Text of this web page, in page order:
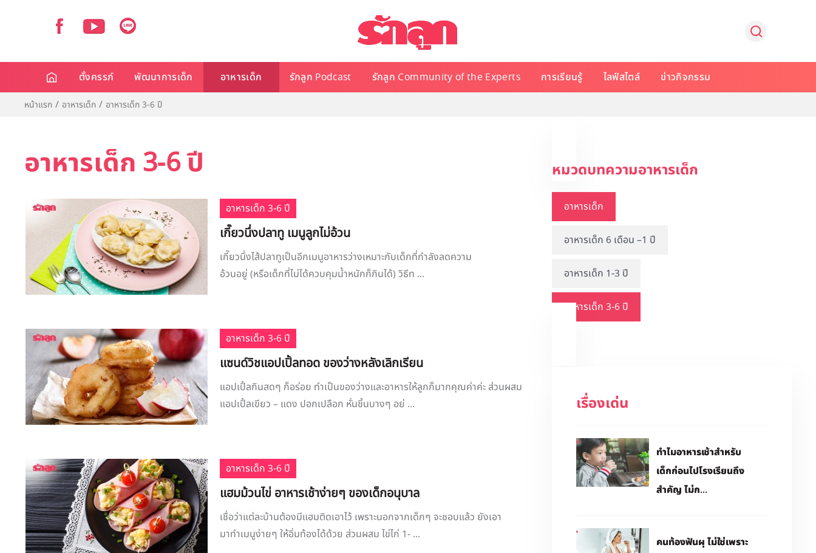
ตั้งครรภ์ พัฒนาการเด็ก อาหารเด็ก รักลูก Podcast รักลูก Community of the Experts การเรียนรู้ ไลฟ์สไตล์ ข่าวกิจกรรม
หน้าแรก อาหารเด็ก อาหารเด็ก 3-6 ปี
อาหารเด็ก 3-6 ปี
อาหารเด็ก 3-6 ปี
เกี๊ยวนึ่งปลาทู เมนูลูกไม่อ้วน
เกี๊ยวนึ่งไส้ปลาทูเป็นอีกเมนูอาหารว่างเหมาะกับเด็กที่กำลังลดความ
อ้วนอยู่ (หรือเด็กที่ไม่ได้ควบคุมน้ำหนักก็กินได้) วิธีท ...
อาหารเด็ก 3-6 ปี
แซนด์วิชแอปเปิ้ลทอด ของว่างหลังเลิกเรียน
แอปเปิ้ลกินสดๆ ก็อร่อย ทำเป็นของว่างและอาหารให้ลูกก็มากคุณค่าค่ะ ส่วนผสม
แอปเปิ้ลเขียว – แดง ปอกเปลือก หั่นชิ้นบางๆ อย่ ...
อาหารเด็ก 3-6 ปี
แฮมม้วนไข่ อาหารเช้าง่ายๆ ของเด็กอนุบาล
เชื่อว่าแต่ละบ้านต้องมีแฮมติดเอาไว้ เพราะนอกจากเด็กๆ จะชอบแล้ว ยังเอา
มาทำเมนูง่ายๆ ให้อิ่มท้องได้ด้วย ส่วนผสม ไข่ไก่ 1- ...
หมวดบทความอาหารเด็ก
อาหารเด็ก
อาหารเด็ก 6 เดือน –1 ปี
อาหารเด็ก 1-3 ปี
อาหารเด็ก 3-6 ปี
เรื่องเด่น
ทำไมอาหารเช้าสำหรับ
เด็กก่อนไปโรงเรียนถึง
สำคัญ ไม่ก...
คนท้องฟันผุ ไม่ใช่เพราะ